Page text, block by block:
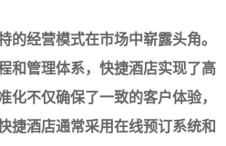
的经营模式在市场中崭露头角。
和管理体系，快捷酒店实现了高
化不仅确保了一致的客户体验，
捷酒店通常采用在线预订系统和